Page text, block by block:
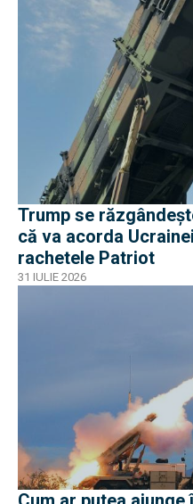
Trump se
că va acorda
rachetele Patriot
31 IULIE 2026